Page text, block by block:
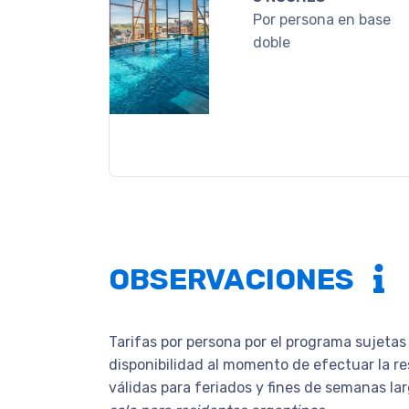
Por persona en base
doble
OBSERVACIONES
Tarifas por persona por el programa
disponibilidad al momento de efectuar la
válidas para feriados y fines de semanas